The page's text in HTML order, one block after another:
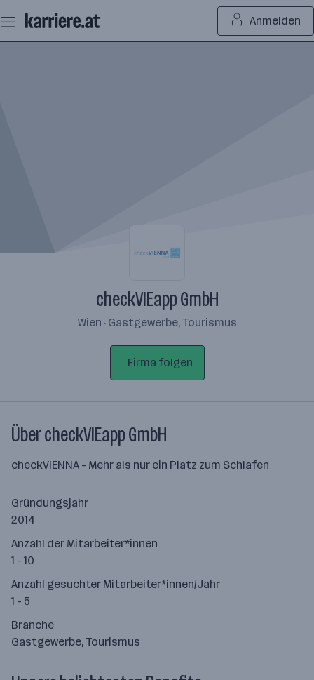
Seiteninhalt
springen
Anmelden
checkVIEapp GmbH
Wien · Gastgewerbe, Tourismus
Firma folgen
Über checkVIEapp GmbH
checkVIENNA - Mehr als nur ein Platz zum Schlafen
Gründungsjahr
2014
Anzahl der Mitarbeiter*innen
1 - 10
Anzahl gesuchter Mitarbeiter*innen/Jahr
1 - 5
Branche
Gastgewerbe, Tourismus